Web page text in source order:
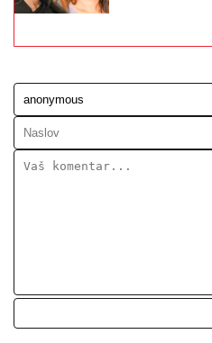
MIŠIĆIMA,
pokazala
napravile